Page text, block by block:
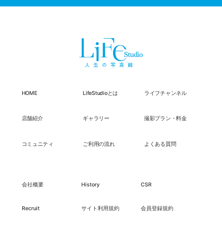
HOME LifeStudioとは ライフチャンネル
店舗紹介 ギャラリー 撮影プラン・料金
コミュニティ ご利用の流れ よくある質問
会社概要 History CSR
Recruit サイト利用規約 会員登録規約